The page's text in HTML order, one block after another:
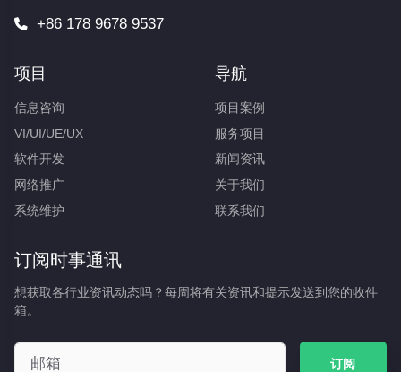
+86 178 9678 9537
项目
信息咨询
VI/UI/UE/UX
软件开发
网络推广
系统维护
导航
项目案例
服务项目
新闻资讯
关于我们
联系我们
订阅时事通讯
想获取各行业资讯动态吗？每周将有关资讯和提示发送到您的收件
箱。
订阅